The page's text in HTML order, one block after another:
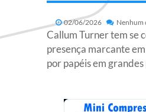
02/06/2026 Nenhum
Callum Turner tem se
presença marcante
por papéis em